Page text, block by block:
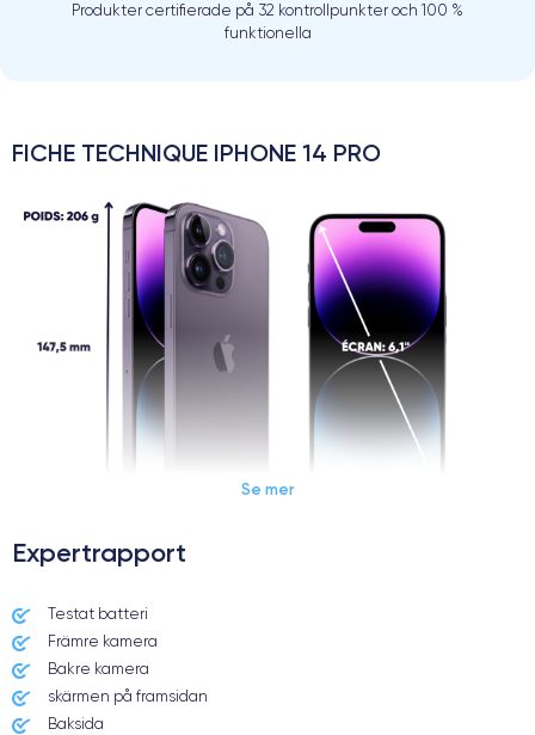
Produkter certifierade på 32 kontrollpunkter och 100 %
funktionella
FICHE TECHNIQUE IPHONE 14 PRO
Date de sortie
7/09/2022
Dimensions
Se mer
Expertrapport
Testat batteri
Främre kamera
Bakre kamera
skärmen på framsidan
Baksida